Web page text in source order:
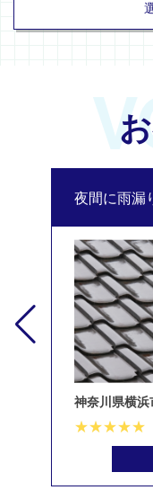
夜間に雨漏
神奈川県横